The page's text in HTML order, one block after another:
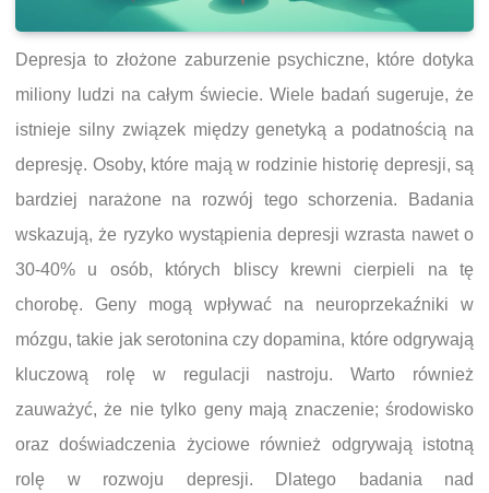
Depresja to złożone zaburzenie psychiczne, które dotyka
miliony ludzi na całym świecie. Wiele badań sugeruje, że
istnieje silny związek między genetyką a podatnością na
depresję. Osoby, które mają w rodzinie historię depresji, są
bardziej narażone na rozwój tego schorzenia. Badania
wskazują, że ryzyko wystąpienia depresji wzrasta nawet o
30-40% u osób, których bliscy krewni cierpieli na tę
chorobę. Geny mogą wpływać na neuroprzekaźniki w
mózgu, takie jak serotonina czy dopamina, które odgrywają
kluczową rolę w regulacji nastroju. Warto również
zauważyć, że nie tylko geny mają znaczenie; środowisko
oraz doświadczenia życiowe również odgrywają istotną
rolę w rozwoju depresji. Dlatego badania nad